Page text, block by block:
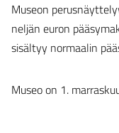
Museon
neljän euron
sisältyy normaalin
Museo on 1.